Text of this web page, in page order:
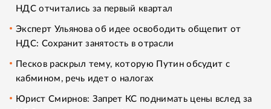
НДС отчитались за первый квартал
Эксперт Ульянова об идее освободить общепит от
НДС: Сохранит занятость в отрасли
Песков раскрыл тему, которую Путин обсудит с
кабмином, речь идет о налогах
Юрист Смирнов: Запрет КС поднимать цены вслед за